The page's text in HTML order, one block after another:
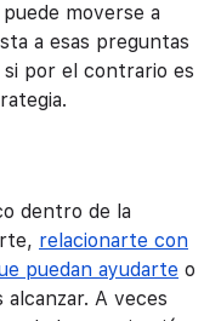
moverse a
a esas preguntas
si por el contrario es
dentro de la
relacionarte con
puedan ayudarte o
alcanzar. A veces